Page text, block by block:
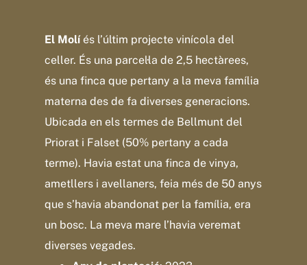
El Molíés l’últim projecte vinícola del
celler. És una parcel·la de 2,5 hectàrees,
és una finca que pertany a la meva família
materna des de fa diverses generacions.
Ubicada en els termes de Bellmunt del
Priorat i Falset (50% pertany a cada
terme). Havia estat una finca de vinya,
ametllers i avellaners, feia més de 50 anys
que s’havia abandonat per la família, era
un bosc. La meva mare l’havia veremat
diverses vegades.